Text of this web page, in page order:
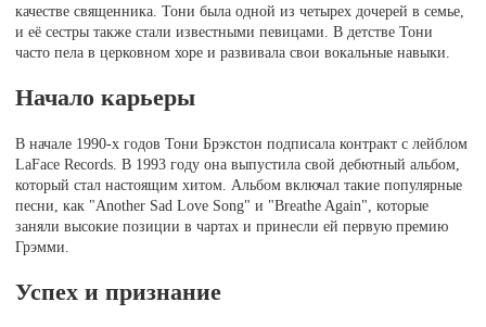
качестве священника. Тони была одной из четырех дочерей в семье,
и её сестры также стали известными певицами. В детстве Тони
часто пела в церковном хоре и развивала свои вокальные навыки.
Начало карьеры
В начале 1990-х годов Тони Брэкстон подписала контракт с лейблом
LaFace Records. В 1993 году она выпустила свой дебютный альбом,
который стал настоящим хитом. Альбом включал такие популярные
песни, как "Another Sad Love Song" и "Breathe Again", которые
заняли высокие позиции в чартах и принесли ей первую премию
Грэмми.
Успех и признание